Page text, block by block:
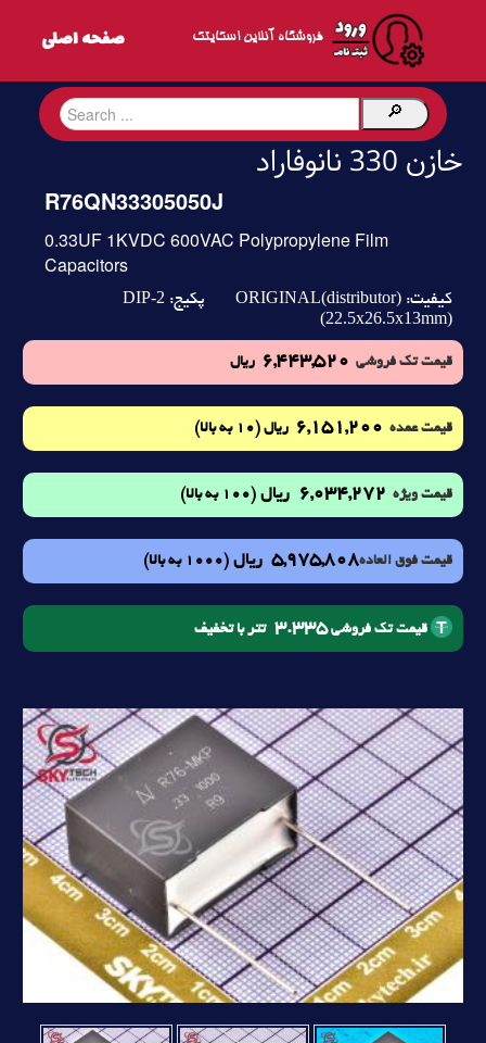
فروشگاه آنلاین اسکایتک
خازن 330 نانوفاراد
R76QN33305050J
0.33UF 1KVDC 600VAC Polypropylene Film
Capacitors
کیفیت: ORIGINAL(distributor) پکیج: DIP-2
(22.5x26.5x13mm)
قیمت تک فروشی 6,443,520 ریال
قیمت عمده 6,151,200 ریال (10 به بالا)
قیمت ویژه 6,034,272 ریال (100 به بالا)
قیمت فوق العاده5,975,808 ریال (1000 به بالا)
قیمت تک فروشی3.335 تتر با تخفیف